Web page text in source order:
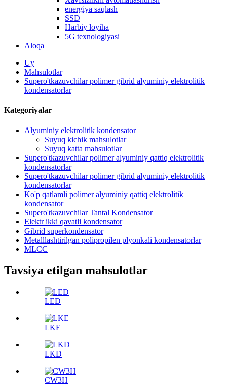
energiya saqlash
SSD
Harbiy loyiha
5G texnologiyasi
Aloqa
Uy
Mahsulotlar
Supero'tkazuvchilar polimer gibrid alyuminiy elektrolitik
kondensatorlar
Kategoriyalar
Alyuminiy elektrolitik kondensator
Suyuq kichik mahsulotlar
Suyuq katta mahsulotlar
Supero'tkazuvchilar polimer alyuminiy qattiq elektrolitik
kondensatorlar
Supero'tkazuvchilar polimer gibrid alyuminiy elektrolitik
kondensatorlar
Ko'p qatlamli polimer alyuminiy qattiq elektrolitik
kondensator
Supero'tkazuvchilar Tantal Kondensator
Elektr ikki qavatli kondensator
Gibrid superkondensator
Metalllashtirilgan polipropilen plyonkali kondensatorlar
MLCC
Tavsiya etilgan mahsulotlar
LED
LKE
LKD
CW3H